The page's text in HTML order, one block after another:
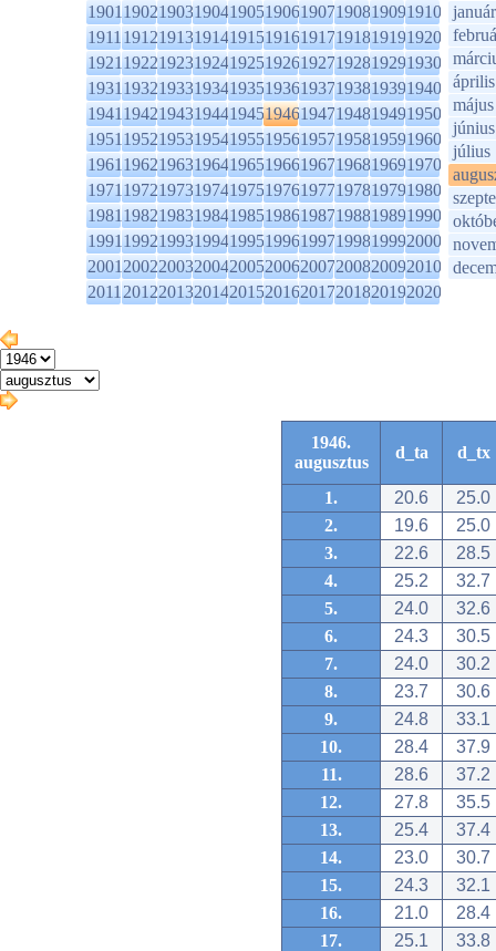
1901190219031904190519061907190819091910
1911191219131914191519161917191819191920
1921192219231924192519261927192819291930
1931193219331934193519361937193819391940
1941194219431944194519461947194819491950
1951195219531954195519561957195819591960
1961196219631964196519661967196819691970
1971197219731974197519761977197819791980
1981198219831984198519861987198819891990
1991199219931994199519961997199819992000
2001200220032004200520062007200820092010
2011201220132014201520162017201820192020
január
április
május
június
július
1946.
augusztus
d_ta d_tx
1. 20.6
25.0
2.
19.6
25.0
3.
22.6
28.5
4.
25.2
32.7
5.
24.0
32.6
6.
24.3
30.5
7.
24.0
30.2
8.
23.7
30.6
9.
24.8
33.1
10.
28.4
37.9
11.
28.6
37.2
12.
27.8
35.5
13.
25.4
37.4
14.
23.0
30.7
15.
24.3
32.1
16.
21.0
28.4
17.
25.1
33.8